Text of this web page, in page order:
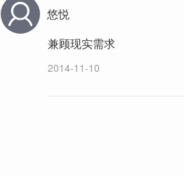
悠悦
兼顾现实需求
2014-11-10